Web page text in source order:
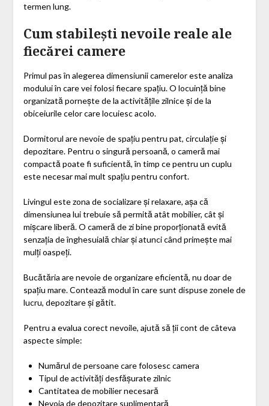
termen lung.
Cum stabilești nevoile reale ale
fiecărei camere
Primul pas în alegerea dimensiunii camerelor este analiza
modului în care vei folosi fiecare spațiu. O locuință bine
organizată pornește de la activitățile zilnice și de la
obiceiurile celor care locuiesc acolo.
Dormitorul are nevoie de spațiu pentru pat, circulație și
depozitare. Pentru o singură persoană, o cameră mai
compactă poate fi suficientă, în timp ce pentru un cuplu
este necesar mai mult spațiu pentru confort.
Livingul este zona de socializare și relaxare, așa că
dimensiunea lui trebuie să permită atât mobilier, cât și
mișcare liberă. O cameră de zi bine proporționată evită
senzația de înghesuială chiar și atunci când primește mai
mulți oaspeți.
Bucătăria are nevoie de organizare eficientă, nu doar de
spațiu mare. Contează modul în care sunt dispuse zonele de
lucru, depozitare și gătit.
Pentru a evalua corect nevoile, ajută să ții cont de câteva
aspecte simple:
Numărul de persoane care folosesc camera
Tipul de activități desfășurate zilnic
Cantitatea de mobilier necesară
Nevoia de depozitare suplimentară